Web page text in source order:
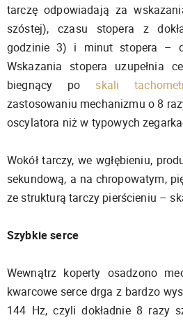
tarczę odpowiadają za
szóstej), czasu stopera z
godzinie 3) i minut stopera –
Wskazania stopera uzupełnia
biegnący po skali
zastosowaniu mechanizmu o 8
oscylatora niż w typowych
Wokół tarczy, we wgłębieniu,
sekundową, a na chropowatym,
ze strukturą tarczy pierścieniu –
Szybkie serce
Wewnątrz koperty osadzono
kwarcowe serce drga z bardzo
144 Hz, czyli dokładnie 8 razy